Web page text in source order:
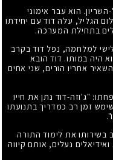
הוא עבר אימוני
הגליל, עלה דוד עם יחידתו
בתחילת המערכה.
למלחמה, נפל דוד בקרב
היה במותו. דוד הובא
אחריו הורים, שני אחים
"ג'וזה-דוד נתן את חייו
זמן רב כמדריך בתנועתו
בשירותו את לימוד התורה
נעלים, אותם קיווה